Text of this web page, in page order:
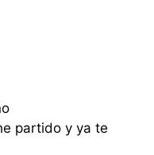
partido y ya te